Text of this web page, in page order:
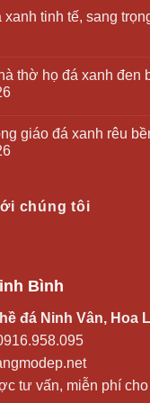
xanh tinh tế, sang
thờ họ đá xanh đen
giáo đá xanh rêu
chúng tôi
Bình
đá Ninh Vân, Hoa
tư vấn, miễn phí